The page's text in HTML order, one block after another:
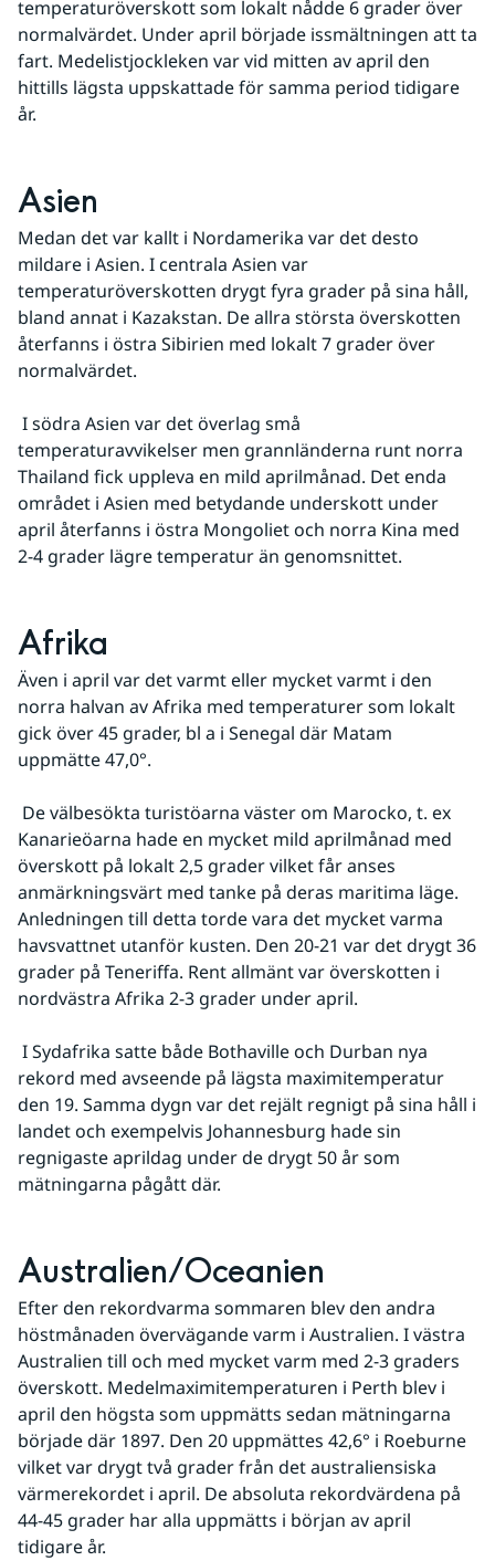
temperaturöverskott som lokalt nådde 6 grader över
normalvärdet. Under april började issmältningen att ta
fart. Medelistjockleken var vid mitten av april den
hittills lägsta uppskattade för samma period tidigare
år.
Asien
Medan det var kallt i Nordamerika var det desto
mildare i Asien. I centrala Asien var
temperaturöverskotten drygt fyra grader på sina håll,
bland annat i Kazakstan. De allra största överskotten
återfanns i östra Sibirien med lokalt 7 grader över
normalvärdet.
temperaturavvikelser men grannländerna runt norra
Thailand fick uppleva en mild aprilmånad. Det enda
området i Asien med betydande underskott under
april återfanns i östra Mongoliet och norra Kina med
2-4 grader lägre temperatur än genomsnittet.
Afrika
Även i april var det varmt eller mycket varmt i den
norra halvan av Afrika med temperaturer som lokalt
gick över 45 grader, bl a i Senegal där Matam
uppmätte 47,0°.
Kanarieöarna hade en mycket mild aprilmånad med
överskott på lokalt 2,5 grader vilket får anses
anmärkningsvärt med tanke på deras maritima läge.
Anledningen till detta torde vara det mycket varma
havsvattnet utanför kusten. Den 20-21 var det drygt 36
grader på Teneriffa. Rent allmänt var överskotten i
nordvästra Afrika 2-3 grader under april.
rekord med avseende på lägsta maximitemperatur
den 19. Samma dygn var det rejält regnigt på sina håll i
landet och exempelvis Johannesburg hade sin
regnigaste aprildag under de drygt 50 år som
mätningarna pågått där.
Australien/Oceanien
Efter den rekordvarma sommaren blev den andra
höstmånaden övervägande varm i Australien. I västra
Australien till och med mycket varm med 2-3 graders
överskott. Medelmaximitemperaturen i Perth blev i
april den högsta som uppmätts sedan mätningarna
började där 1897. Den 20 uppmättes 42,6° i Roeburne
vilket var drygt två grader från det australiensiska
värmerekordet i april. De absoluta rekordvärdena på
44-45 grader har alla uppmätts i början av april
tidigare år.